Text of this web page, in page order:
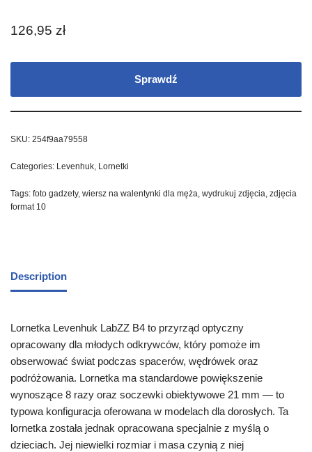
126,95 zł
Sprawdź
SKU: 254f9aa79558
Categories: Levenhuk, Lornetki
Tags: foto gadzety, wiersz na walentynki dla męża, wydrukuj zdjęcia, zdjęcia
format 10
Description
Lornetka Levenhuk LabZZ B4 to przyrząd optyczny
opracowany dla młodych odkrywców, który pomoże im
obserwować świat podczas spacerów, wędrówek oraz
podróżowania. Lornetka ma standardowe powiększenie
wynoszące 8 razy oraz soczewki obiektywowe 21 mm — to
typowa konfiguracja oferowana w modelach dla dorosłych. Ta
lornetka została jednak opracowana specjalnie z myślą o
dzieciach. Jej niewielki rozmiar i masa czynią z niej